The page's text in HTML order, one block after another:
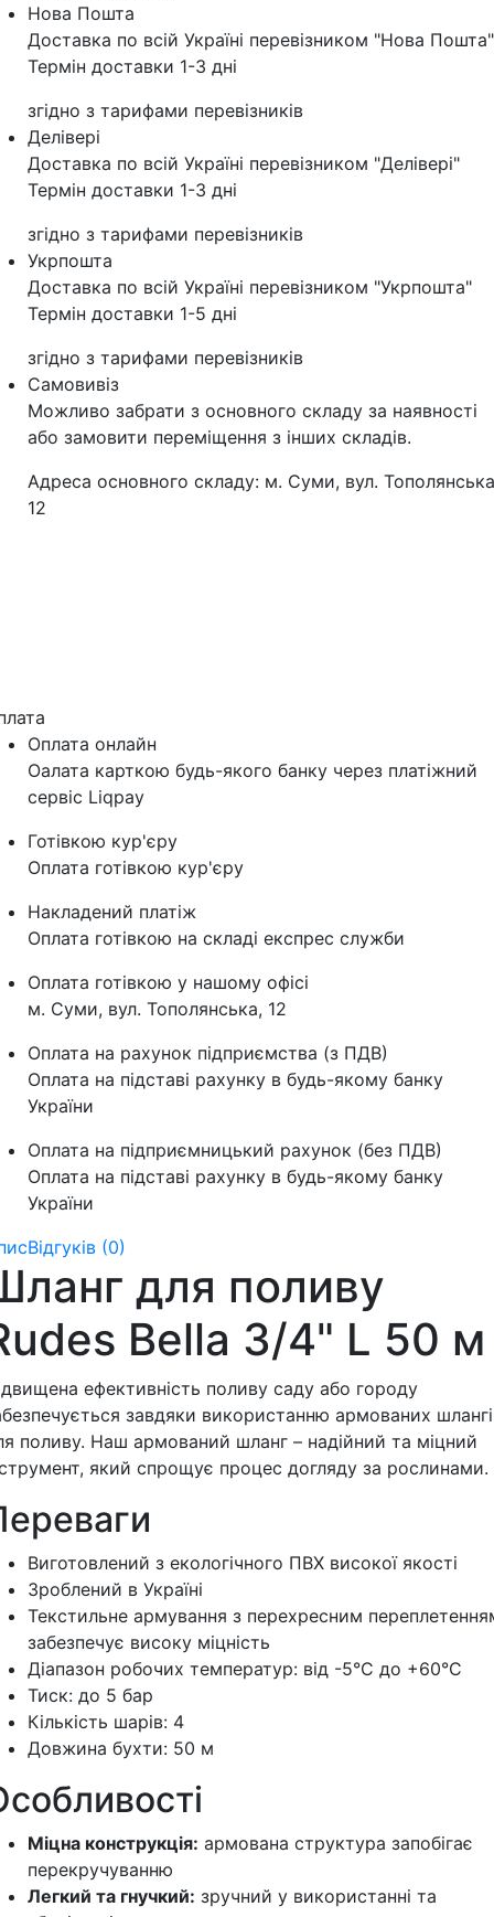
Нова Пошта
Доставка по всій Україні перевізником "Нова Пошта"
Термін доставки 1-3 дні
згідно з тарифами перевізників
Делівері
Доставка по всій Україні перевізником "Делівері"
Термін доставки 1-3 дні
згідно з тарифами перевізників
Укрпошта
Доставка по всій Україні перевізником "Укрпошта"
Термін доставки 1-5 дні
згідно з тарифами перевізників
Самовивіз
Можливо забрати з основного складу за наявності
або замовити переміщення з інших складів.
Адреса основного складу: м. Суми, вул.
12
Оплата онлайн
Оалата карткою будь-якого банку через платіжний
сервіс Liqpay
Готівкою кур'єру
Оплата готівкою кур'єру
Накладений платіж
Оплата готівкою на складі експрес служби
Оплата готівкою у нашому офісі
м. Суми, вул. Тополянська, 12
Оплата на рахунок підприємства (з ПДВ)
Оплата на підставі рахунку в будь-якому банку
України
Оплата на підприємницький рахунок (без ПДВ)
Оплата на підставі рахунку в будь-якому банку
України
Відгуків (0)
для поливу
Bella 3/4" L 50 м
ефективність поливу саду або городу
завдяки використанню армованих
поливу. Наш армований шланг – надійний та міцний
який спрощує процес догляду за рослинами.
Виготовлений з екологічного ПВХ високої якості
Зроблений в Україні
Текстильне армування з перехресним
забезпечує високу міцність
Діапазон робочих температур: від -5°C до +60°C
Тиск: до 5 бар
Кількість шарів: 4
Довжина бухти: 50 м
Міцна конструкція: армована структура запобігає
перекручуванню
Легкий та гнучкий: зручний у використанні та